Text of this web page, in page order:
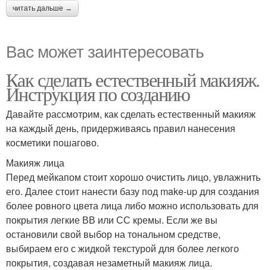
читать дальше →
Вас может заинтересовать
Как сделать естественный макияж.
Инструкция по созданию
Давайте рассмотрим, как сделать естественный макияж
на каждый день, придерживаясь правил нанесения
косметики пошагово.
Макияж лица
Перед мейкапом стоит хорошо очистить лицо, увлажнить
его. Далее стоит нанести базу под make-up для создания
более ровного цвета лица либо можно использовать для
покрытия легкие ВВ или СС кремы. Если же вы
остановили свой выбор на тональном средстве,
выбираем его с жидкой текстурой для более легкого
покрытия, создавая незаметный макияж лица.